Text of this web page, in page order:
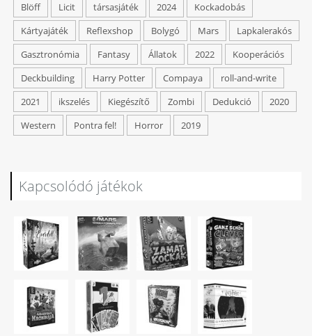
Blöff
Licit társasjáték 2024
Kockadobás
Kártyajáték
Reflexshop Bolygó Mars
Lapkalerakós
Gasztronómia
Fantasy Állatok 2022
Kooperációs
Deckbuilding
Harry Potter Compaya
roll-and-write
2021
ikszelés Kiegészítő Zombi Dedukció
2020
Western
Pontra fel! Horror 2019
Kapcsolódó játékok